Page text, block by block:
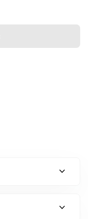
expand_more
expand_more